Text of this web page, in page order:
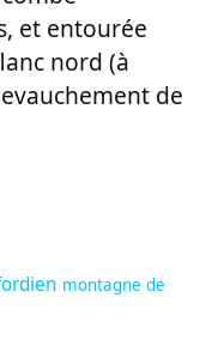
et entourée
nord (à
de
montagne de